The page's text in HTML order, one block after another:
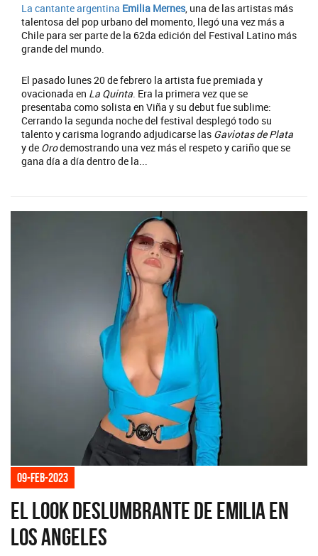
La cantante argentina Emilia Mernes, una de las artistas más
talentosa del pop urbano del momento, llegó una vez más a
Chile para ser parte de la 62da edición del Festival Latino más
grande del mundo.
El pasado lunes 20 de febrero la artista fue premiada y
ovacionada en La Quinta. Era la primera vez que se
presentaba como solista en Viña y su debut fue sublime:
Cerrando la segunda noche del festival desplegó todo su
talento y carisma logrando adjudicarse las Gaviotas de Plata
y de Orodemostrando una vez más el respeto y cariño que se
gana día a día dentro de la...
09-feb-2023
El look deslumbrante de Emilia en
Los Angeles